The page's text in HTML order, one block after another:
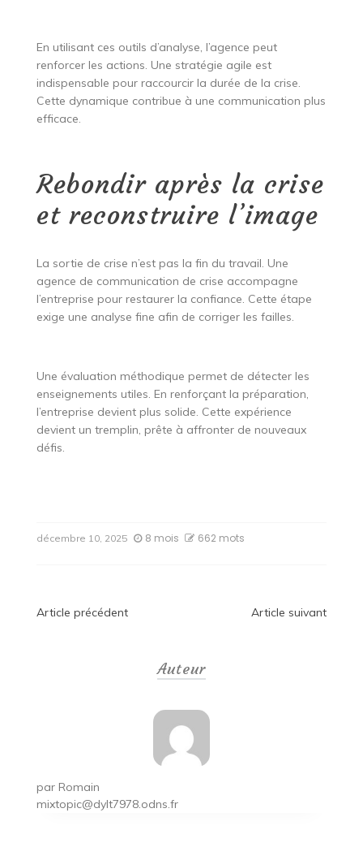
En utilisant ces outils d’analyse, l’agence peut
renforcer les actions. Une stratégie agile est
indispensable pour raccourcir la durée de la crise.
Cette dynamique contribue à une communication plus
efficace.
Rebondir après la crise
et reconstruire l’image
La sortie de crise n’est pas la fin du travail. Une
agence de communication de crise accompagne
l’entreprise pour restaurer la confiance. Cette étape
exige une analyse fine afin de corriger les failles.
Une évaluation méthodique permet de détecter les
enseignements utiles. En renforçant la préparation,
l’entreprise devient plus solide. Cette expérience
devient un tremplin, prête à affronter de nouveaux
défis.
décembre 10, 2025 8 mois 662 mots
Navigation
Article précédent Article suivant
Auteur
par Romain
mixtopic@dylt7978.odns.fr